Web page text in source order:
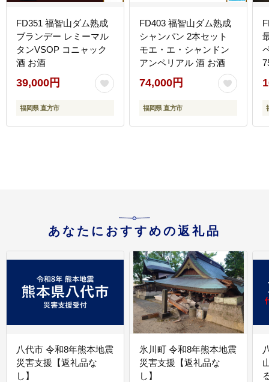
FD351 福智山ダム熟成
ブランデー レミーマル
タンVSOP コニャック
酒 お酒
39,000円
福岡県 直方市
FD403 福智山ダム熟成
シャンパン 2本セット
モエ・エ・シャンドン
アンペリアル 酒 お酒
74,000円
福岡県 直方市
あなたにおすすめの返礼品
八代市 令和8年熊本地震
災害支援【返礼品な
し】
氷川町 令和8年熊本地震
災害支援【返礼品な
し】